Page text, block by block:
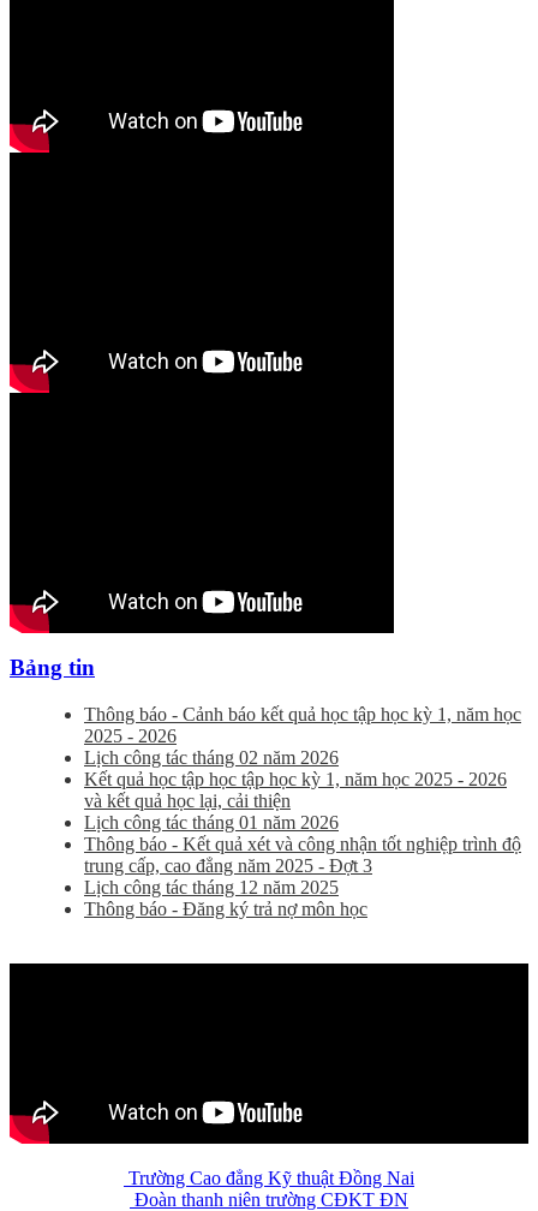
Bảng tin
Thông báo - Cảnh báo kết quả học tập học kỳ 1, năm học
2025 - 2026
Lịch công tác tháng 02 năm 2026
Kết quả học tập học tập học kỳ 1, năm học 2025 - 2026
và kết quả học lại, cải thiện
Lịch công tác tháng 01 năm 2026
Thông báo - Kết quả xét và công nhận tốt nghiệp trình độ
trung cấp, cao đẳng năm 2025 - Đợt 3
Lịch công tác tháng 12 năm 2025
Thông báo - Đăng ký trả nợ môn học
Trường Cao đẳng Kỹ thuật Đồng Nai
Đoàn thanh niên trường CĐKT ĐN